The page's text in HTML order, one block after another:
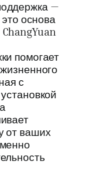
—
основа
помогает
с
от ваших